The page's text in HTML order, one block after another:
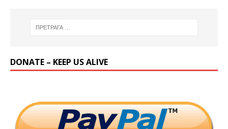
DONATE – KEEP US ALIVE